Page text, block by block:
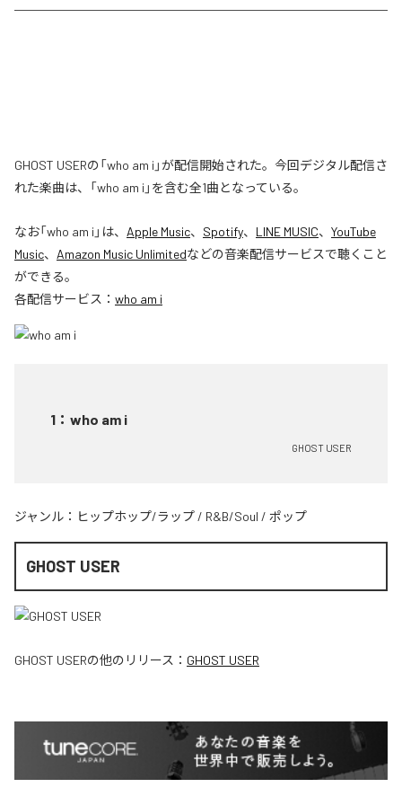
GHOST USERの「who am i」が配信開始された。今回デジタル配信さ
れた楽曲は、「who am i」を含む全1曲となっている。
なお「who am i 」は、 Apple Music、 Spotify、 LINE MUSIC、 YouTube
Music、 Amazon Music Unlimitedなどの音楽配信サービスで聴くこと
ができる。
各配信サービス： who am i
1 ： who am i
GHOST USER
ジャンル： ヒップホップ/ラップ / R&B/Soul / ポップ
GHOST USER
GHOST USERの他のリリース： GHOST USER